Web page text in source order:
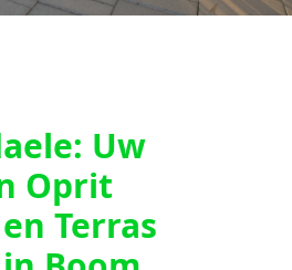
Uw
Oprit
Terras